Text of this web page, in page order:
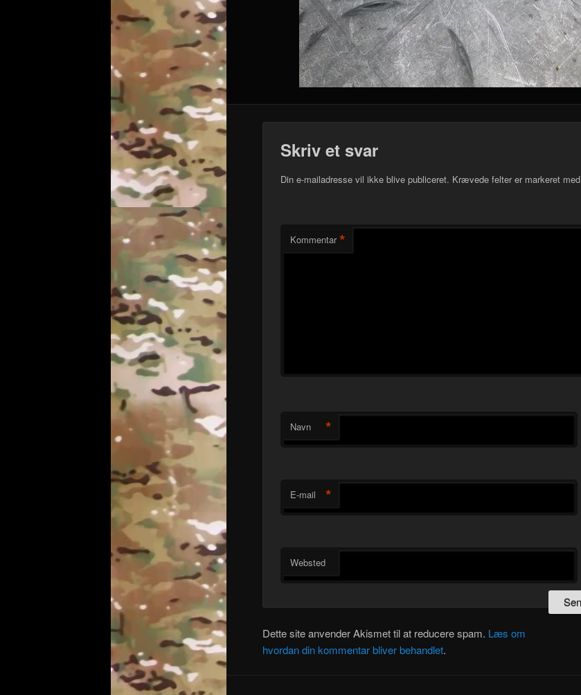
Skriv et svar
Din e-mailadresse vil ikke blive publiceret. Krævede felter er markeret med
Kommentar *
Navn *
E-mail *
Websted
Dette site anvender Akismet til at reducere spam. Læs om
hvordan din kommentar bliver behandlet.